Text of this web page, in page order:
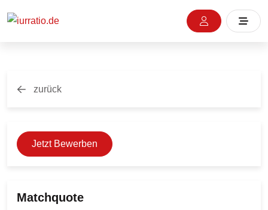
zurück
Jetzt Bewerben
Matchquote